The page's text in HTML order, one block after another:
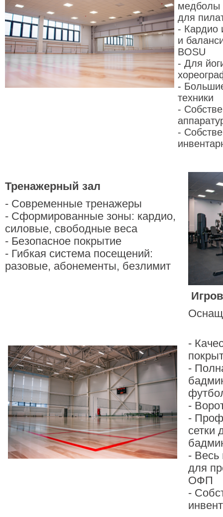
медболы
для
- Кардио
и
BOSU
- Для
-
техники
-
-
Тренажерный зал
- Современные тренажеры
- Сформированные зоны: кардио,
силовые, свободные веса
- Безопасное покрытие
- Гибкая система посещений:
разовые, абонементы, безлимит
-
-
-
-
сетки
- Весь
для
ОФП
-